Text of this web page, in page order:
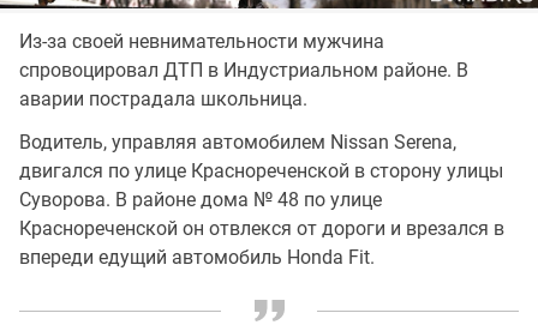
Из-за своей невнимательности мужчина
спровоцировал ДТП в Индустриальном районе. В
аварии пострадала школьница.
Водитель, управляя автомобилем Nissan Serena,
двигался по улице Краснореченской в сторону улицы
Суворова. В районе дома № 48 по улице
Краснореченской он отвлекся от дороги и врезался в
впереди едущий автомобиль Honda Fit.